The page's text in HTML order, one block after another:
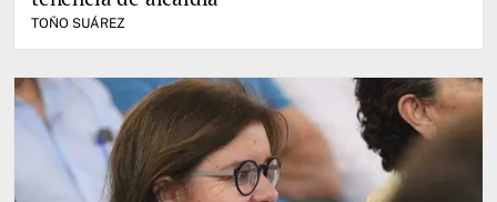
TOÑO SUÁREZ